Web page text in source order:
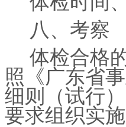
八、考察
体检合格
照《广东省
细则（试行
要求组织实